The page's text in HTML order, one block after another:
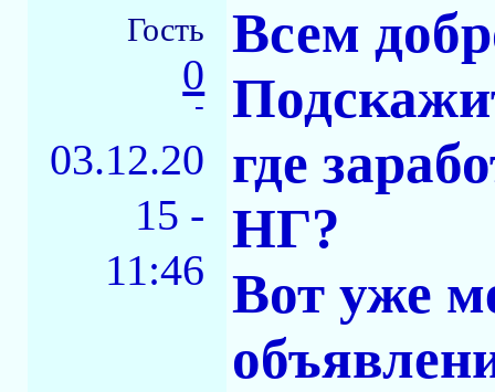
Гость
0
-
03.12.20
15 -
11:46
Всем
где
НГ?
Вот уже